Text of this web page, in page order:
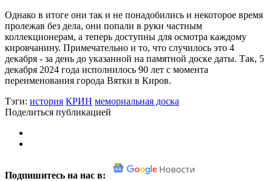
Однако в итоге они так и не понадобились и некоторое время
пролежав без дела, они попали в руки частным
коллекционерам, а теперь доступны для осмотра каждому
кировчанину. Примечательно и то, что случилось это 4
декабря - за день до указанной на памятной доске даты. Так, 5
декабря 2024 года исполнилось 90 лет с момента
переименования города Вятки в Киров.
Тэги: история КРИН мемориальная доска
Поделиться публикацией
Подпишитесь на нас в: